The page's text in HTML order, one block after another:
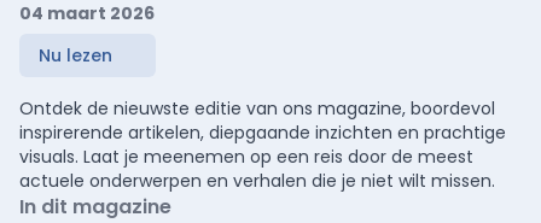
04 maart 2026
Nu lezen
Ontdek de nieuwste editie van ons magazine, boordevol
inspirerende artikelen, diepgaande inzichten en prachtige
visuals. Laat je meenemen op een reis door de meest
actuele onderwerpen en verhalen die je niet wilt missen.
In dit magazine